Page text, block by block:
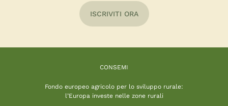
ISCRIVITI ORA
CONSEMI
Fondo europeo agricolo per lo sviluppo rurale:
l’Europa investe nelle zone rurali